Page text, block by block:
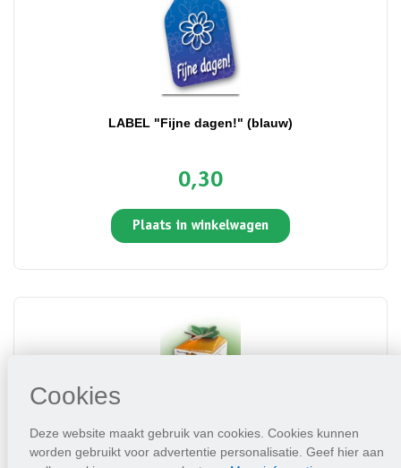
Cookies
Deze website maakt gebruik van cookies. Cookies kunnen
worden gebruikt voor advertentie personalisatie. Geef hier aan
LABEL "Fijne dagen!" (blauw)
0,30
Plaats in winkelwagen
Greengift Suzanne met de mooie ogen